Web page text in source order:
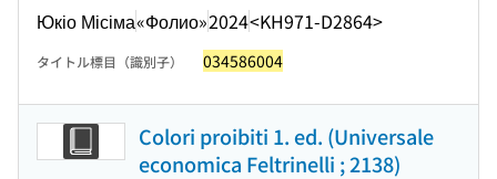
Юкіо Місіма«Фолио»2024<KH971-D2864>
タイトル標目（識別子） 034586004
Colori proibiti 1. ed. (Universale
economica Feltrinelli ; 2138)